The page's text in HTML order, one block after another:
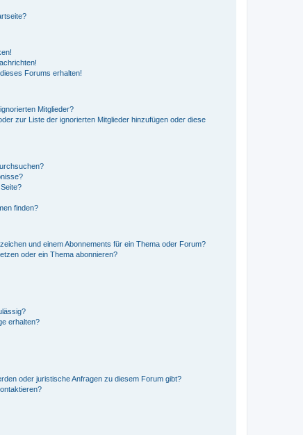
Forums erhalten!
Mitglieder?
zur Liste der ignorierten Mitglieder hinzufügen oder diese
finden?
und einem Abonnements für ein Thema oder Forum?
oder ein Thema abonnieren?
erhalten?
oder juristische Anfragen zu diesem Forum gibt?